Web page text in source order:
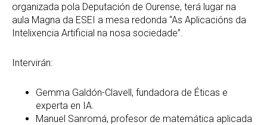
organizada pola Deputación de Ourense, terá lugar na
aula Magna da ESEI a mesa redonda “As Aplicacións da
Intelixencia Artificial na nosa sociedade”.
Intervirán:
Gemma Galdón-Clavell, fundadora de Éticas e
experta en IA.
Manuel Sanromá, profesor de matemática aplicada